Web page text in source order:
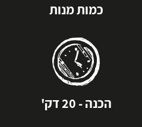
הכנה - 20 דק'
כמות מנות